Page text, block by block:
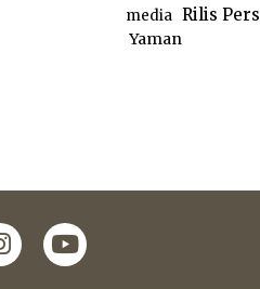
media Rilis Pers
Yaman
youtube